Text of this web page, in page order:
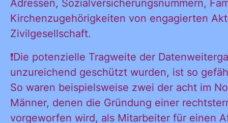
Adressen, Sozialversicherungsnummern,
Kirchenzugehörigkeiten von engagierten
Zivilgesellschaft.
❗️Die potenzielle Tragweite der
unzureichend geschützt wurden, ist so
So waren beispielsweise zwei der acht im
Männer, denen die Gründung einer
vorgeworfen wird, als Mitarbeiter für einen